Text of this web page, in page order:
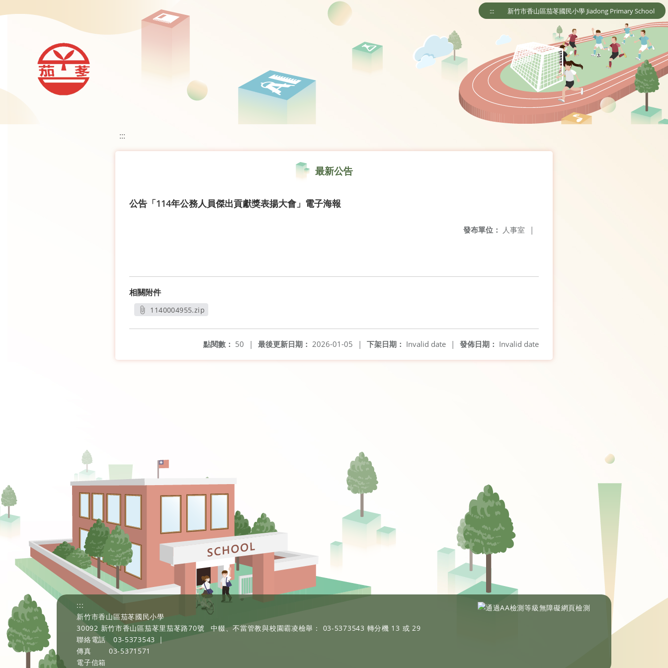
::: 新竹市香山區茄苳國民小學 Jiadong Primary School
:::
最新公告
公告「114年公務人員傑出貢獻獎表揚大會」電子海報
發布單位： 人事室 |
相關附件
1140004955.zip
發佈日期： Invalid date
下架日期： Invalid date |
最後更新日期： 2026-01-05 |
點閱數： 50 |
:::
新竹市香山區茄苳國民小學
30092 新竹市香山區茄苳里茄苳路70號
中輟、不當管教與校園霸凌檢舉： 03-5373543 轉分機 13 或 29
聯絡電話
03-5373543
|
傳真
03-5371571
電子信箱